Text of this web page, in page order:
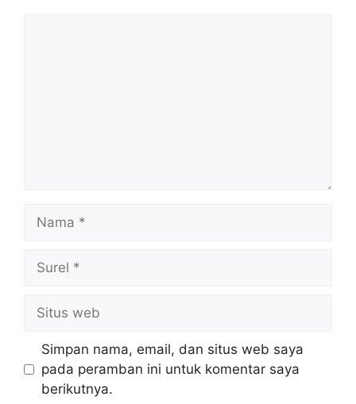
web
Simpan nama, email, dan situs web saya
pada peramban ini untuk komentar saya
berikutnya.